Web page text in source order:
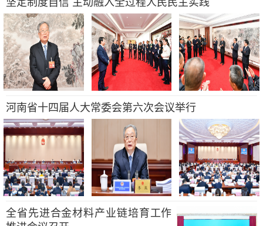
河南省十四届人大常委会第六次会议举行
全省先进合金材料产业链培育工作